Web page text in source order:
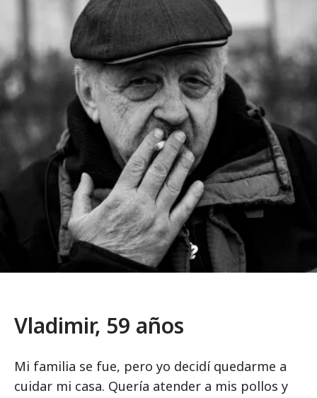
Vladimir, 59 años
Mi familia se fue, pero yo decidí quedarme a
cuidar mi casa. Quería atender a mis pollos y